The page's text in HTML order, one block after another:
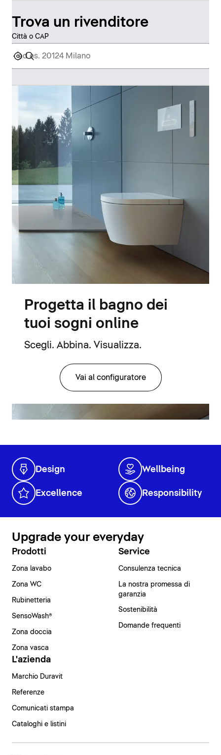
Trova un rivenditore
Città o CAP
Progetta il bagno dei
tuoi sogni online
Scegli. Abbina. Visualizza.
Vai al configuratore
Design Wellbeing
Excellence Responsibility
Upgrade your everyday
Prodotti
Zona lavabo
Zona WC
Rubinetteria
SensoWash®
Zona doccia
Zona vasca
Service
Consulenza tecnica
La nostra promessa di
garanzia
Sostenibilità
Domande frequenti
L'azienda
Marchio Duravit
Referenze
Comunicati stampa
Cataloghi e listini